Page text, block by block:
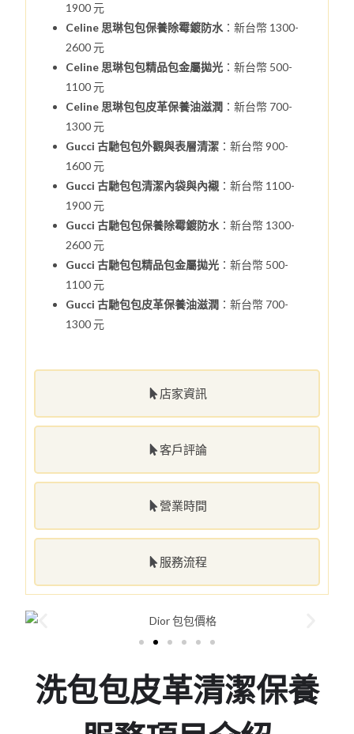
店家資訊
客戶評論
營業時間
服務流程
1900 元
Celine 思琳包包保養除霉鍍防水 ：新台幣 1300-
2600 元
Celine 思琳包包精品包金屬拋光 ：新台幣 500-
1100 元
Celine 思琳包包皮革保養油滋潤 ：新台幣 700-
1300 元
Gucci 古馳包包外觀與表層清潔 ：新台幣 900-
1600 元
Gucci 古馳包包清潔內袋與內襯 ：新台幣 1100-
1900 元
Gucci 古馳包包保養除霉鍍防水 ：新台幣 1300-
2600 元
Gucci 古馳包包精品包金屬拋光 ：新台幣 500-
1100 元
Gucci 古馳包包皮革保養油滋潤 ：新台幣 700-
1300 元
洗包包皮革清潔保養